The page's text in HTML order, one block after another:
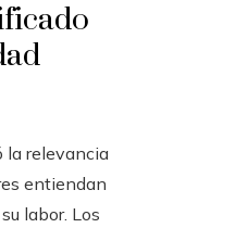
la relevancia
entiendan
labor. Los